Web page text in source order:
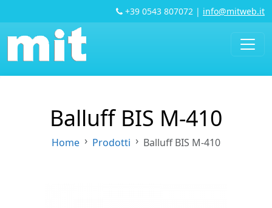
+39 0543 807072 | info@mitweb.it
Balluff BIS M-410
Home Prodotti Balluff BIS M-410